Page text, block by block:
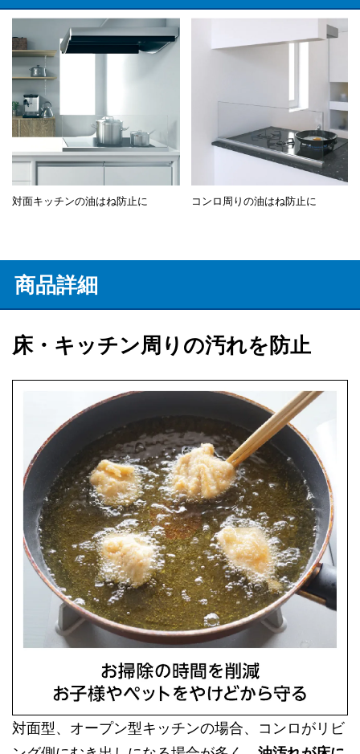
対面キッチンの油はね防止に コンロ周りの油はね防止に
商品詳細
床・キッチン周りの汚れを防止
対面型、オープン型キッチンの場合、コンロがリビ